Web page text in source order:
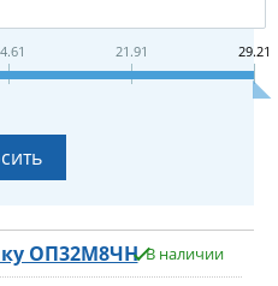
21.91 29.21
ОП32М8ЧН В наличии